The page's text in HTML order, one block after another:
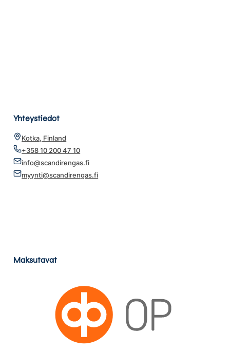
Yhteystiedot
Kotka, Finland
+358 10 200 47 10
info@scandirengas.fi
myynti@scandirengas.fi
Maksutavat